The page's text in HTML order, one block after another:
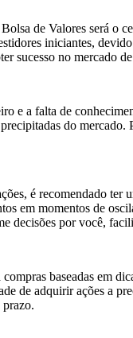
de Valores será o
iniciantes,
sucesso no mercado de
e a falta de
do
é recomendado ter
em momentos de
decisões por você,
baseadas em
de adquirir ações a
prazo.